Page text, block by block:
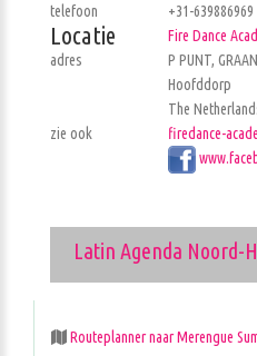
telefoon
+31-639886969
Locatie
Fire Dance
adres
P PUNT,
Hoofddorp
The
zie ook
firedance-
Latin Agenda Noord-
Routeplanner naar Merengue